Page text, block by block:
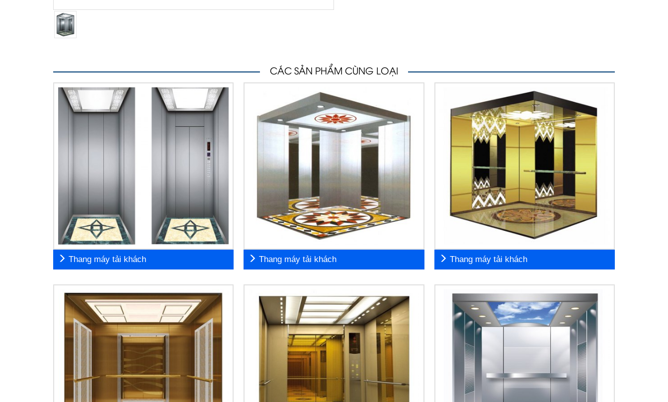
CÁC SẢN PHẨM CÙNG LOẠI
Thang máy tải khách Thang máy tải khách Thang máy tải khách